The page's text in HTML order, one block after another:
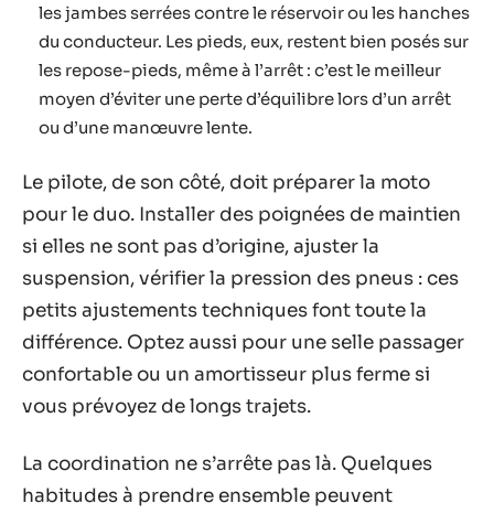
les jambes serrées contre le réservoir ou les hanches
du conducteur. Les pieds, eux, restent bien posés sur
les repose-pieds, même à l’arrêt : c’est le meilleur
moyen d’éviter une perte d’équilibre lors d’un arrêt
ou d’une manœuvre lente.
Le pilote, de son côté, doit préparer la moto
pour le duo. Installer des poignées de maintien
si elles ne sont pas d’origine, ajuster la
suspension, vérifier la pression des pneus : ces
petits ajustements techniques font toute la
différence. Optez aussi pour une selle passager
confortable ou un amortisseur plus ferme si
vous prévoyez de longs trajets.
La coordination ne s’arrête pas là. Quelques
habitudes à prendre ensemble peuvent